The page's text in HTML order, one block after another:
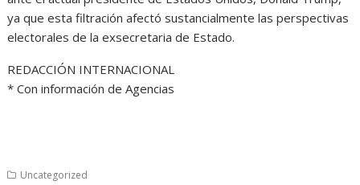
ya que esta filtración afectó sustancialmente las perspectivas
electorales de la exsecretaria de Estado.
REDACCIÓN INTERNACIONAL
​* Con información de Agencias
Uncategorized